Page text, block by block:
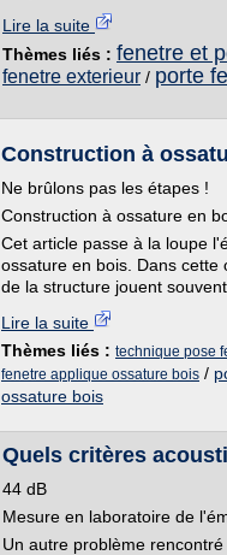
Lire la suite
Thèmes liés : fenetre et
fenetre exterieur / porte
Construction à
Ne brûlons pas les étapes !
Construction à ossature en
Cet article passe à la loupe
ossature en bois. Dans cette
de la structure jouent
Lire la suite
Thèmes liés : technique pose
fenetre applique ossature bois /
ossature bois
Quels critères
44 dB
Mesure en laboratoire de
Un autre problème